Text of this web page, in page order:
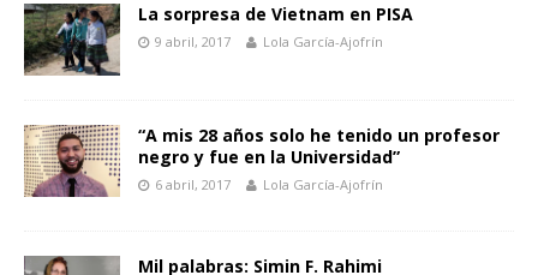
La sorpresa de Vietnam en PISA
9 abril, 2017 Lola García-Ajofrín
“A mis 28 años solo he tenido un profesor
negro y fue en la Universidad”
6 abril, 2017 Lola García-Ajofrín
Mil palabras: Simin F. Rahimi